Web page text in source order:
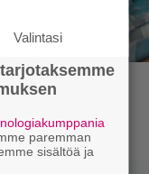
kaapin
Valintasi
paremman
sisältöä ja